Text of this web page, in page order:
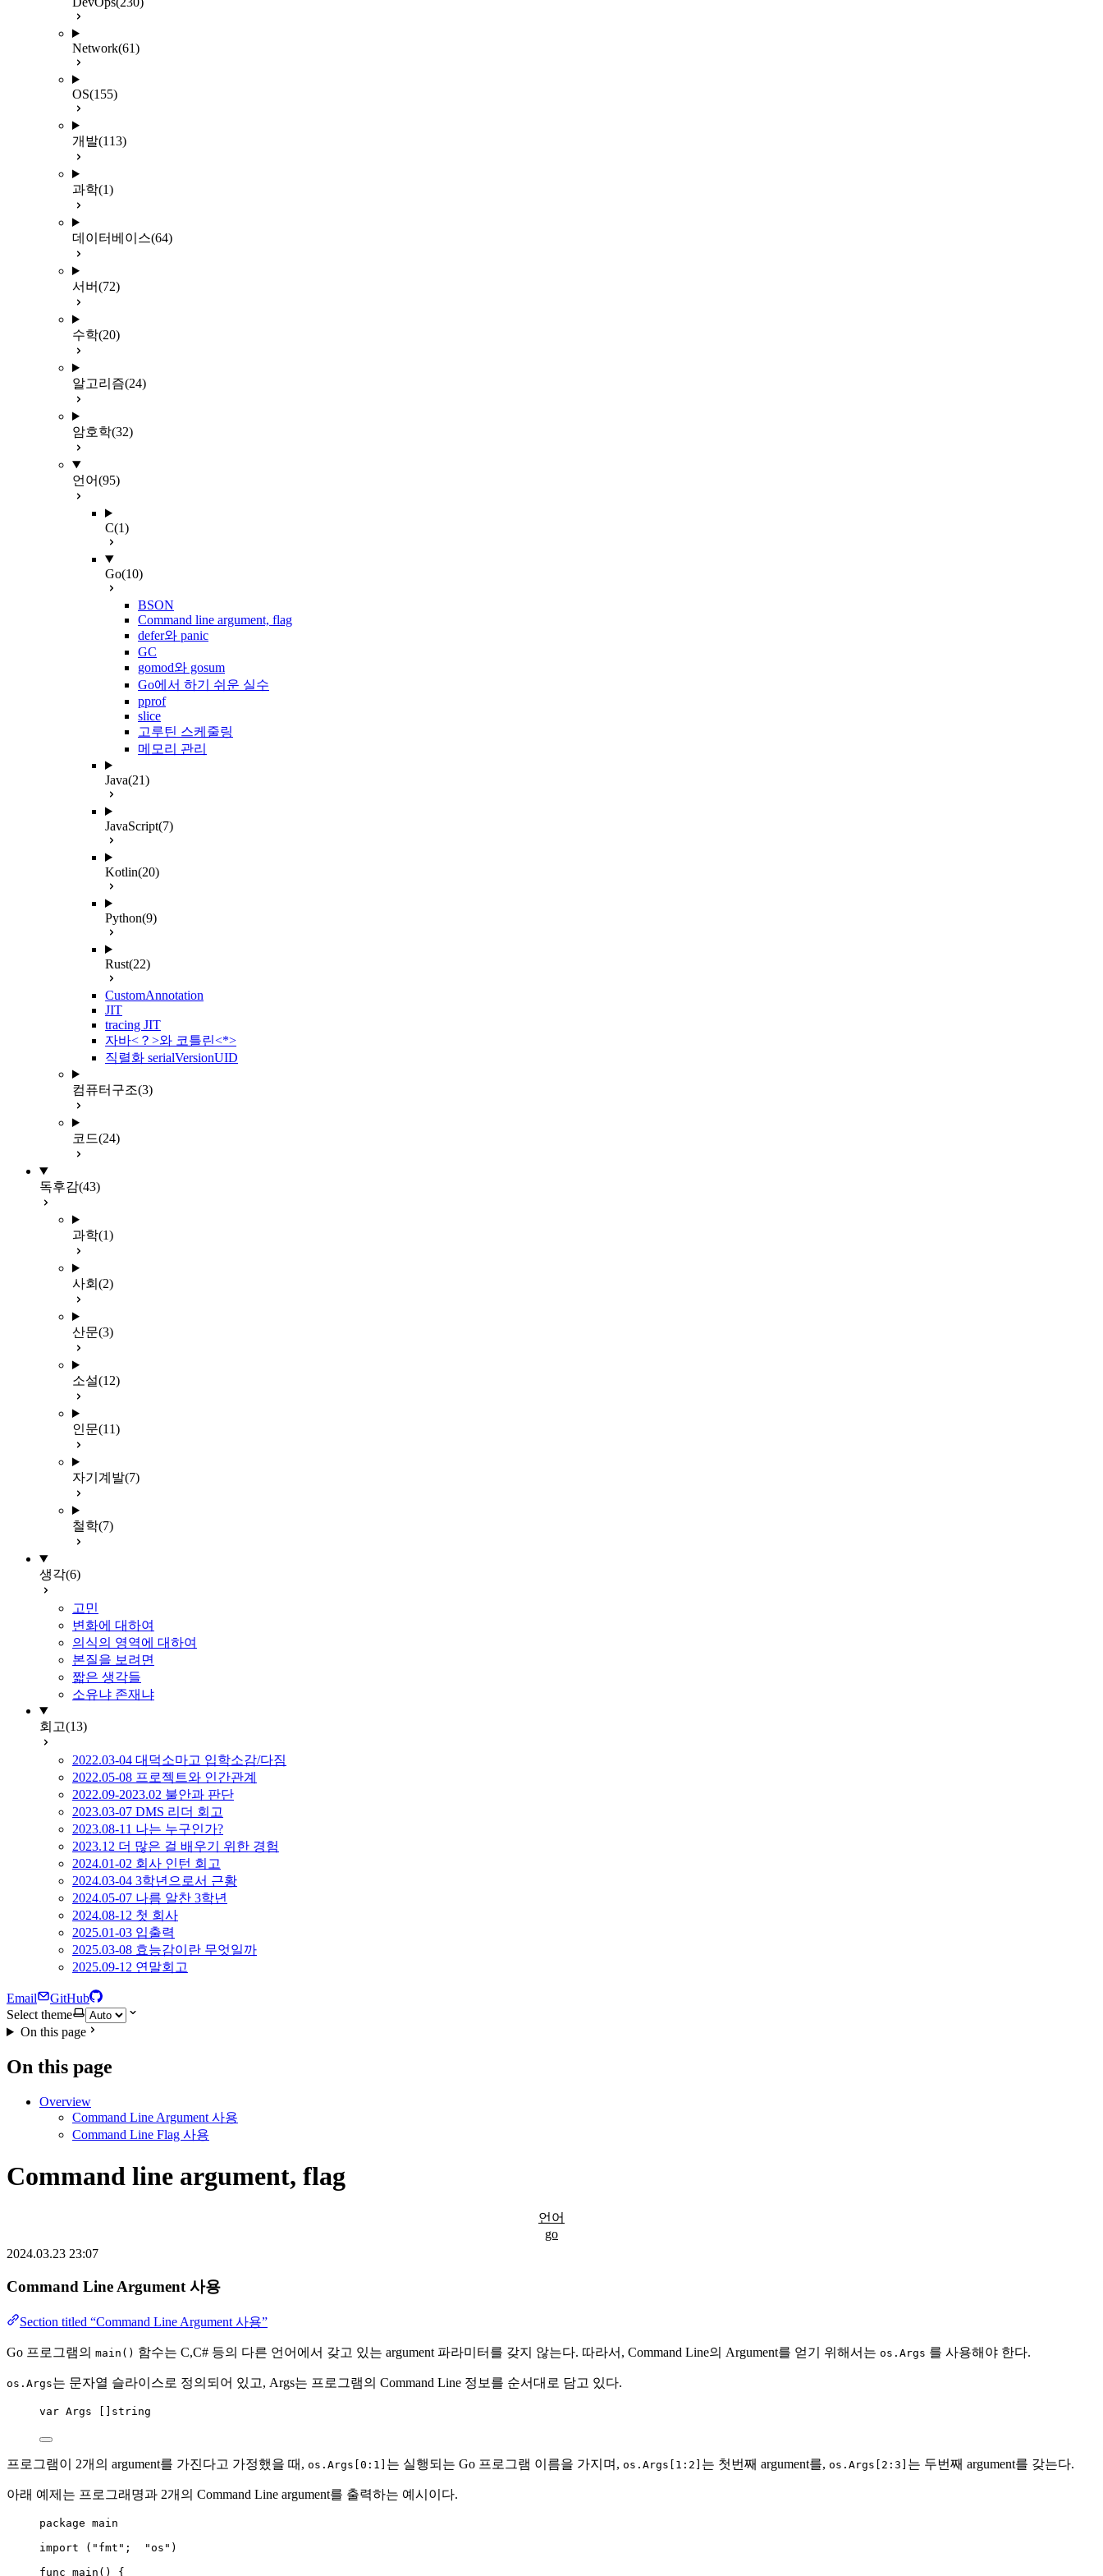
Network(61)
OS(155)
개발(113)
과학(1)
데이터베이스(64)
서버(72)
수학(20)
알고리즘(24)
암호학(32)
언어(95)
C(1)
Go(10)
BSON
Command line argument, flag
defer와 panic
GC
gomod와 gosum
Go에서 하기 쉬운 실수
pprof
slice
고루틴 스케줄링
메모리 관리
Java(21)
JavaScript(7)
Kotlin(20)
Python(9)
Rust(22)
CustomAnnotation
JIT
tracing JIT
자바<？>와 코틀린<*>
직렬화 serialVersionUID
컴퓨터구조(3)
코드(24)
독후감(43)
과학(1)
사회 (2)
산문(3)
소설(12)
인문(11)
자기계발(7)
철학(7)
생각(6)
고민
변화에 대하여
의식의 영역에 대하여
본질을 보려면
짧은 생각들
소유냐 존재냐
회고(13)
2022.03-04 대덕소마고 입학소감/다짐
2022.05-08 프로젝트와 인간관계
2022.09-2023.02 불안과 판단
2023.03-07 DMS 리더 회고
2023.08-11 나는 누구인가?
2023.12 더 많은 걸 배우기 위한 경험
2024.01-02 회사 인턴 회고
2024.03-04 3학년으로서 근황
2024.05-07 나름 알찬 3학년
2024.08-12 첫 회사
2025.01-03 입출력
2025.03-08 효능감이란 무엇일까
2025.09-12 연말회고
Email
GitHub
Select theme
On this page
On this page
Overview
Command Line Argument 사용
Command Line Flag 사용
Command line argument, flag
언어
go
2024.03.23 23:07
Command Line Argument 사용
Section titled “Command Line Argument 사용”
Go 프로그램의 main() 함수는 C,C# 등의 다른 언어에서 갖고 있는 argument 파라미터를 갖지 않는다. 따라서, Command Line의 Argument를 얻기 위해서는 os.Args 를 사용해야 한다.
os.Args는 문자열 슬라이스로 정의되어 있고, Args는 프로그램의 Command Line 정보를 순서대로 담고 있다.
var Args string
프로그램이 2개의 argument를 가진다고 가정했을 때, os.Args[0:1] 는 실행되는 Go 프로그램 이름을 가지며, os.Args[1:2] 는 첫번째 argument를, os.Args[2:3] 는 두번째 argument를 갖는다.
아래 예제는 프로그래명과 2개의 Command Line argument를 출력하는 예시이다.
package main
import ( " fmt " ; "os " )
func main () {